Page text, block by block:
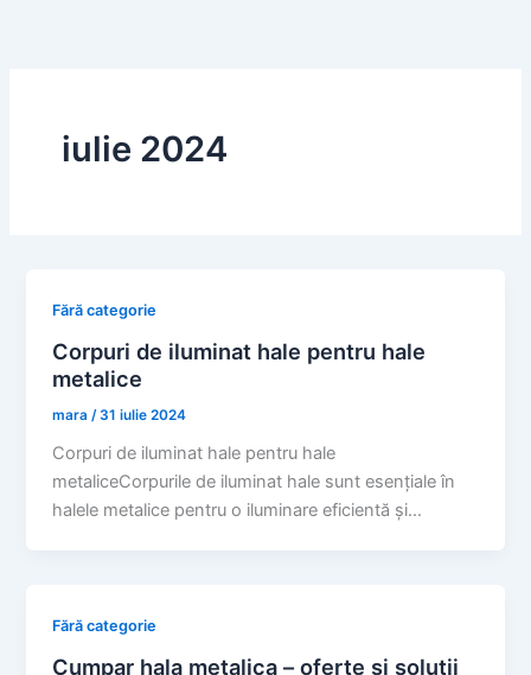
iulie 2024
Fără categorie
Corpuri de iluminat hale pentru hale
metalice
mara /31 iulie 2024
Corpuri de iluminat hale pentru hale
metaliceCorpurile de iluminat hale sunt esențiale în
halele metalice pentru o iluminare eficientă și…
Fără categorie
Cumpar hala metalica – oferte si solutii